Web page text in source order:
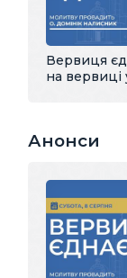
Вервиця
на вервиці
Анонси